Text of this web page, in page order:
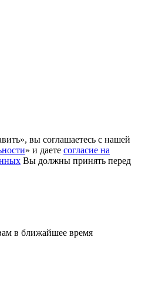
вы соглашаетесь с нашей
» и даете согласие на
Вы должны принять перед
в ближайшее время